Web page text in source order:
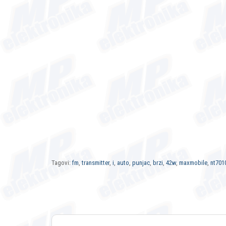
Tagovi: fm,transmitter, i, auto, punjac, brzi, 42w, maxmobile,